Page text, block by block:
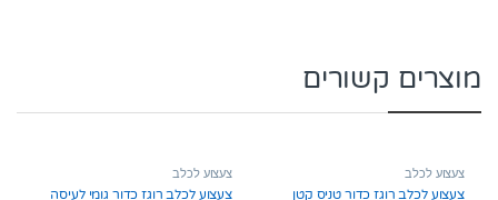
מוצרים קשורים
צעצוע לכלב
צעצוע לכלב רוגז כדור טניס קטן
צעצוע לכלב
צעצוע לכלב רוגז כדור גומי לעיסה